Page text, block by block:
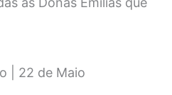
| 22 de Maio